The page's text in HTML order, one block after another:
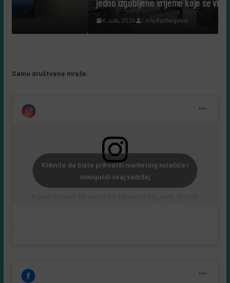
jedno izgubljeno vrijeme koje se vraća u sjećanje
Leila Kurbegović
Samo društvene mreže:
Kliknite da biste prihvatili marketing kolačiće i
omogućili ovaj sadržaj